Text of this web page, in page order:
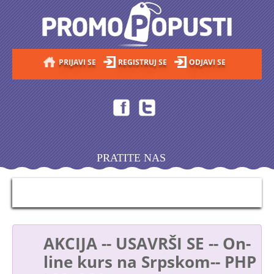
PRIJAVI SE REGISTRUJ SE ODJAVI SE
PRATITE NAS
AKCIJA -- USAVRŠI SE -- On-
line kurs na Srpskom-- PHP